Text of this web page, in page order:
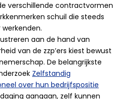
verschillende contractvormen
schuil die steeds
aan de hand van
van de zzp’ers kiest bewust
De belangrijkste
Zelfstandig
over hun bedrijfspositie
aangaan, zelf kunnen